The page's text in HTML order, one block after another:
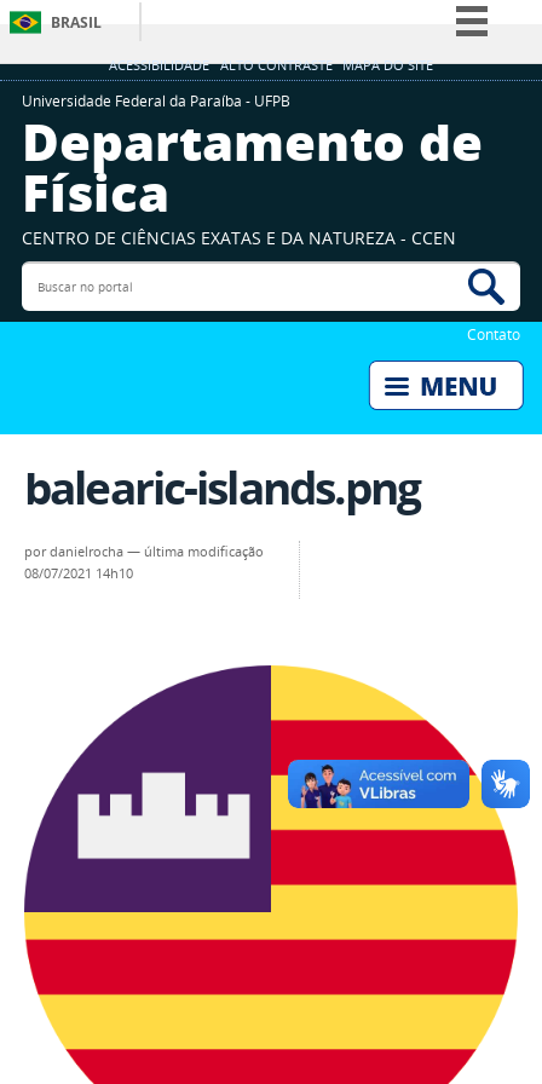
ACESSIBILIDADE ALTO CONTRASTE MAPA DO SITE
BRASIL
Simplifique!
Participe
Universidade Federal da Paraíba - UFPB
Departamento de
Física
CENTRO DE CIÊNCIAS EXATAS E DA NATUREZA - CCEN
Buscar no portal
Contato
balearic-islands.png
pordanielrocha — última modificação
08/07/2021 14h10